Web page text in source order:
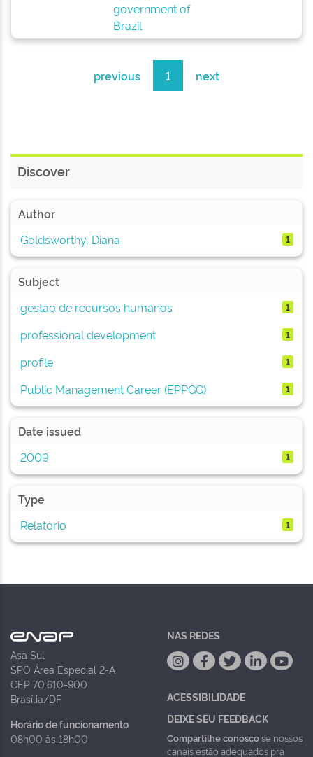
government of
Brazil
previous 1 next
Discover
Author
Goldsworthy, Diana
1
Subject
gestão de recursos humanos
1
professional development 1
profile 1
Public Management Career (EPPGG) 1
Date issued
2009
1
Type
Relatório
1
Asa Sul
SPO Área Especial 2-A
CEP 70.610-900
Brasília/DF
Horário de funcionamento
08h00 às 18h00
NAS REDES
ACESSIBILIDADE
DEIXE SEU FEEDBACK
Compartilhe conoscose nossos
canais estão adequados pra